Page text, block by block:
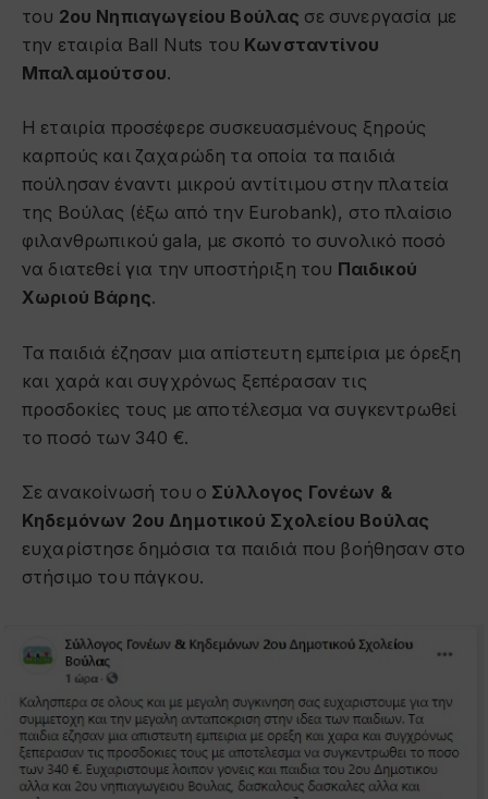
του 2ου Νηπιαγωγείου Βούλας σε συνεργασία με
την εταιρία Ball Nuts του Κωνσταντίνου
Μπαλαμούτσου.
Η εταιρία προσέφερε συσκευασμένους ξηρούς
καρπούς και ζαχαρώδη τα οποία τα παιδιά
πούλησαν έναντι μικρού αντίτιμου στην πλατεία
της Βούλας (έξω από την Eurobank), στο πλαίσιο
φιλανθρωπικού gala, με σκοπό το συνολικό ποσό
να διατεθεί για την υποστήριξη του Παιδικού
Χωριού Βάρης.
Τα παιδιά έζησαν μια απίστευτη εμπείρια με όρεξη
και χαρά και συγχρόνως ξεπέρασαν τις
προσδοκίες τους με αποτέλεσμα να συγκεντρωθεί
το ποσό των 340 €.
Σε ανακοίνωσή του ο Σύλλογος Γονέων &
Κηδεμόνων 2ου Δημοτικού Σχολείου Βούλας
ευχαρίστησε δημόσια τα παιδιά που βοήθησαν στο
στήσιμο του πάγκου.